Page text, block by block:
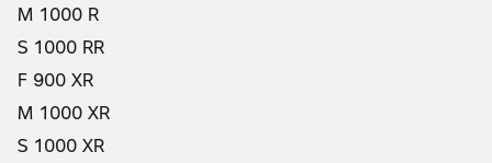
M 1000 R
S 1000 RR
F 900 XR
M 1000 XR
S 1000 XR